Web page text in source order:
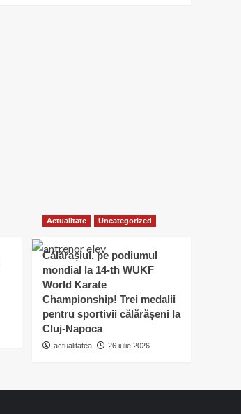
Actualitate Uncategorized
Călărașiul, pe podiumul
mondial la 14-th WUKF
World Karate
Championship! Trei medalii
pentru sportivii călărășeni la
Cluj-Napoca
actualitatea 26 iulie 2026